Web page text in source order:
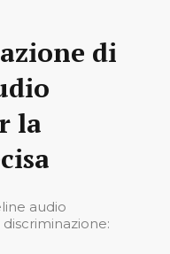
di
la
audio